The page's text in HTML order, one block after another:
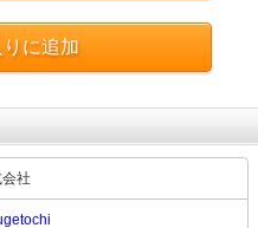
に追加
社